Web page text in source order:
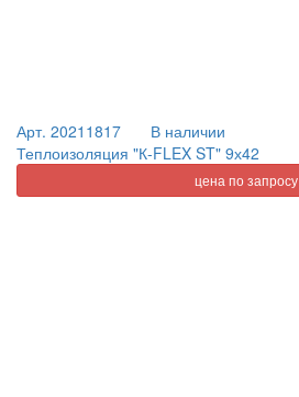
Арт. 20211817
В наличии
Теплоизоляция "К-FLEX ST" 9х42
цена по запросу